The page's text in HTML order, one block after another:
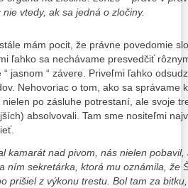
vtedy, ak sa jedná o zločiny.
mám pocit, že právne povedomie
ľahko sa nechávame presvedčiť
jasnom “ závere. Priveľmi ľahko
Nehovoriac o tom, ako sa správame
po zásluhe potrestaní, ale svoje
absolvovali. Tam sme nositeľmi
kamarát nad pivom, nás nielen
ním sekretárka, ktorá mu oznámila, že
prišiel z výkonu trestu. Bol tam za